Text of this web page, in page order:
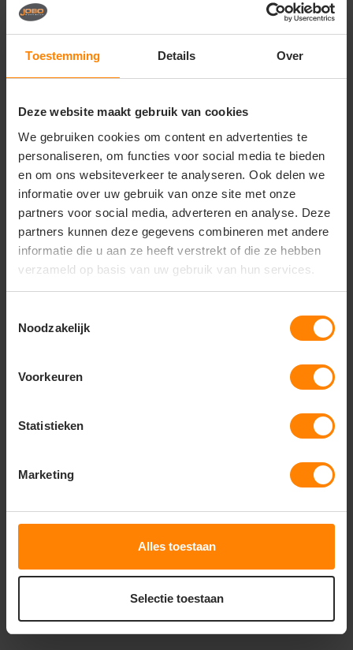
Toestemming Details Over
Deze website maakt gebruik van cookies
We gebruiken cookies om content en advertenties te
personaliseren, om functies voor social media te bieden
en om ons websiteverkeer te analyseren. Ook delen we
informatie over uw gebruik van onze site met onze
partners voor social media, adverteren en analyse. Deze
partners kunnen deze gegevens combineren met andere
informatie die u aan ze heeft verstrekt of die ze hebben
verzameld op basis van uw gebruik van hun services.
Noodzakelijk
Voorkeuren
Statistieken
Marketing
Alles toestaan
Selectie toestaan
Vragen? Neem contact
op met onze
call +31(0)418 511 972
mail info@jobopromotions.nl
store Bezoek onze showroom:
Provincialeweg 59 - Velddriel
Dit vind je misschien ook leuk
Items van productcarrousel
ROLY
PERSONALISEER
28
PERSONALISEER